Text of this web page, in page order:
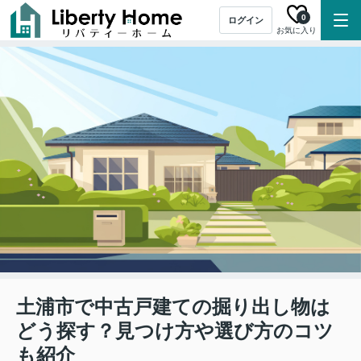
ログイン
お気に入り
0
土浦市で中古戸建ての掘り出し物は
どう探す？見つけ方や選び方のコツ
も紹介